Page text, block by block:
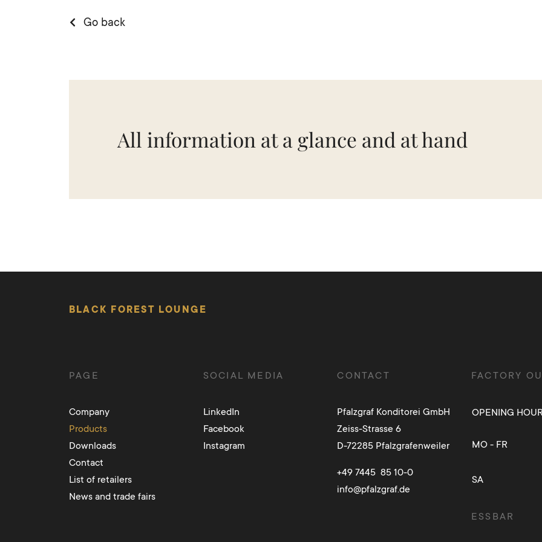
Go back
All information at a glance and at hand
BLACK FOREST LOUNGE
PAGE
Company
Products
Downloads
Contact
List of retailers
News and trade fairs
SOCIAL MEDIA
LinkedIn
Facebook
Instagram
CONTACT
Pfalzgraf Konditorei GmbH
Zeiss-Strasse 6
D-72285 Pfalzgrafenweiler
+49 7445 85 10-0
info@pfalzgraf.de
FACTORY
OPENING
MO - FR
SA
ESSBAR